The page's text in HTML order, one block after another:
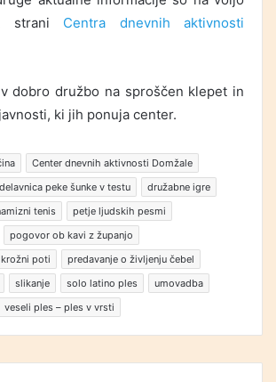
strani Centra dnevnih aktivnosti
dobro družbo na sproščen klepet in
ki jih ponuja center.
Center dnevnih aktivnosti Domžale
delavnica peke šunke v testu
družabne igre
tenis
petje ljudskih pesmi
pogovor ob kavi z županjo
poti
predavanje o življenju čebel
slikanje solo latino ples
umovadba
veseli ples – ples v vrsti